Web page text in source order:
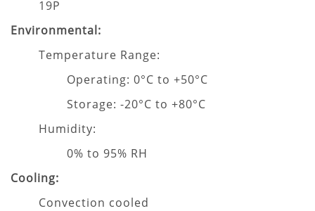
19P
Environmental:
Temperature Range:
Operating: 0°C to +50°C
Storage: -20°C to +80°C
Humidity:
0% to 95% RH
Cooling:
Convection cooled